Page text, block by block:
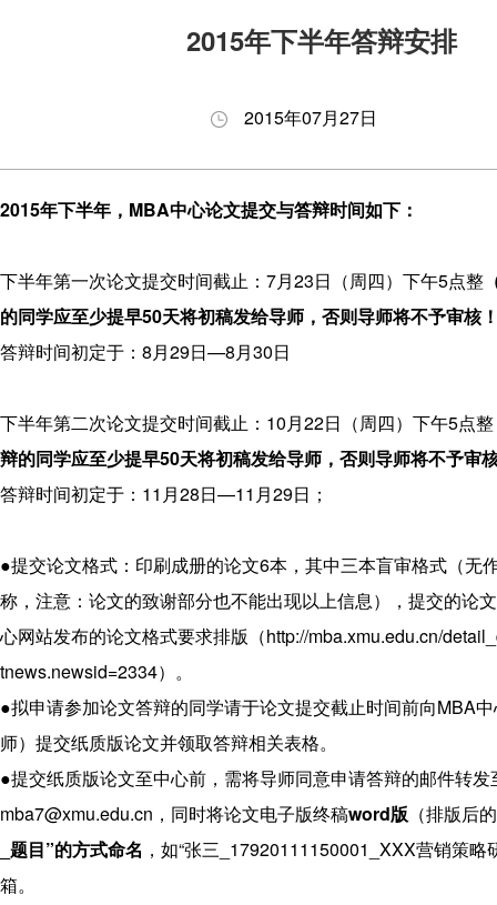
念
项
特
色
师
力
量
发
历
程
联
系
我
们
招
态
申
指
南
招
问
答
论文
辩
BDP
项目
专区
奖励
与助
合
业
2015年下半年答辩安排
2015年07月27日
2015年下半年， MBA中心论文提交与答辩时间如下：
下半年第一次论文提交时间截止：7月23日（周四）下午5点整
的同学应至少提早50天将初稿发给导师，否则导师将不予审核
答辩时间初定于：8月29日—8月30日
下半年第二次论文提交时间截止：10月22日（周四）下午5点整
辩的同学应至少提早50天将初稿发给导师，否则导师将不予审
答辩时间初定于：11月28日—11月29日；
●提交论文格式：印刷成册的论文6本，其中三本盲审格式（无
称，注意：论文的致谢部分也不能出现以上信息），提交的论
心网站发布的论文格式要求排版（http://mba.xmu.edu.cn/
tnews.newsid=2334）。
●拟申请参加论文答辩的同学请于论文提交截止时间前向MBA
师）提交纸质版论文并领取答辩相关表格。
●提交纸质版论文至中心前，需将导师同意申请答辩的邮件转发
mba7@xmu.edu.cn ，同时将论文电子版终稿word版 （排版后
题目”的方式命名 ，如“张三_17920111150001_XXX营销策略
箱。